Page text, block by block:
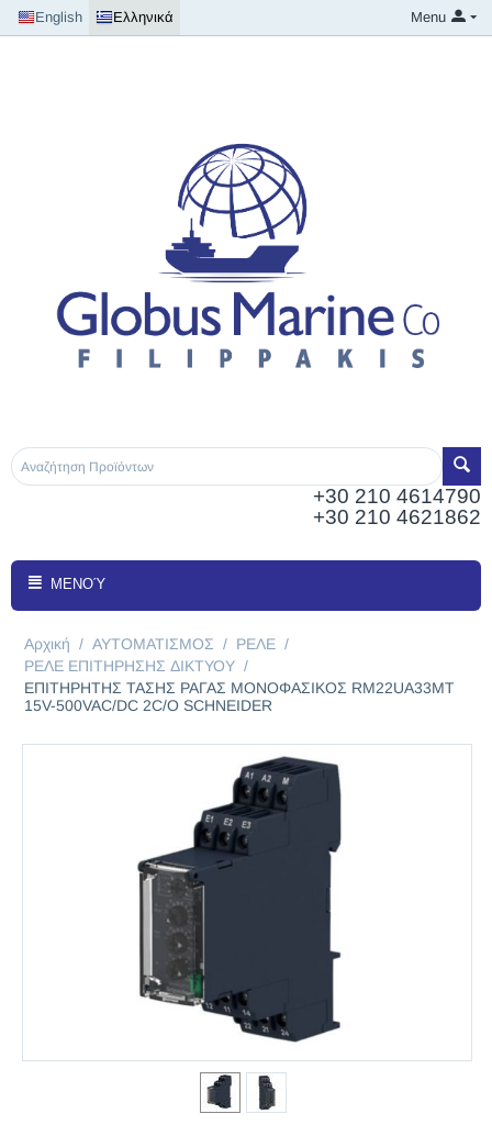
English Ελληνικά Menu
+30 210 4614790
+30 210 4621862
ΜΕΝΟΎ
Αρχική / ΑΥΤΟΜΑΤΙΣΜΟΣ / ΡΕΛΕ /
ΡΕΛΕ ΕΠΙΤΗΡΗΣΗΣ ΔΙΚΤΥΟΥ /
ΕΠΙΤΗΡΗΤΗΣ ΤΑΣΗΣ ΡΑΓΑΣ ΜΟΝΟΦΑΣΙΚΟΣ RM22UA33MT
15V-500VAC/DC 2C/O SCHNEIDER